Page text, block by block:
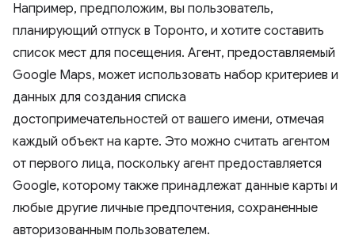
Например, предположим, вы пользователь,
планирующий отпуск в Торонто, и хотите составить
список мест для посещения. Агент, предоставляемый
Google Maps, может использовать набор критериев и
данных для создания списка
достопримечательностей от вашего имени, отмечая
каждый объект на карте. Это можно считать агентом
от первого лица, поскольку агент предоставляется
Google, которому также принадлежат данные карты и
любые другие личные предпочтения, сохраненные
авторизованным пользователем.